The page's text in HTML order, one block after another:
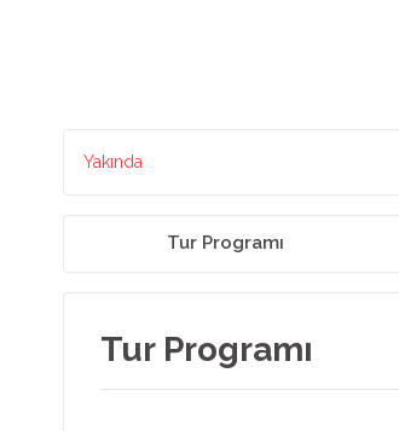
Yakında
Tur Programı
Tur Programı